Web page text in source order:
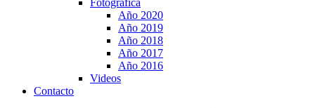
Fotográfica
Año 2020
Año 2019
Año 2018
Año 2017
Año 2016
Videos
Contacto